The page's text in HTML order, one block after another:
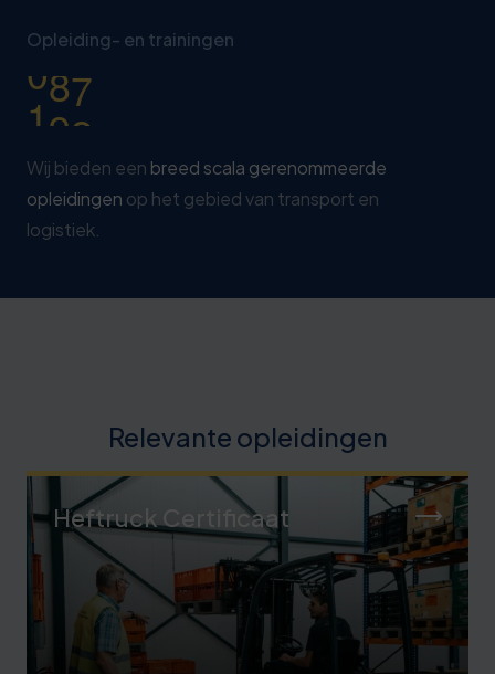
Opleiding- en trainingen
0
1
3
4
3
8
Wij bieden een breed scala gerenommeerde
opleidingen op het gebied van transport en
logistiek.
Relevante opleidingen
Heftruck Certificaat